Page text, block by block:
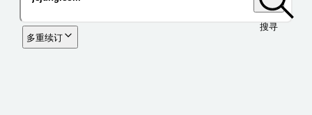
搜寻
多重续订